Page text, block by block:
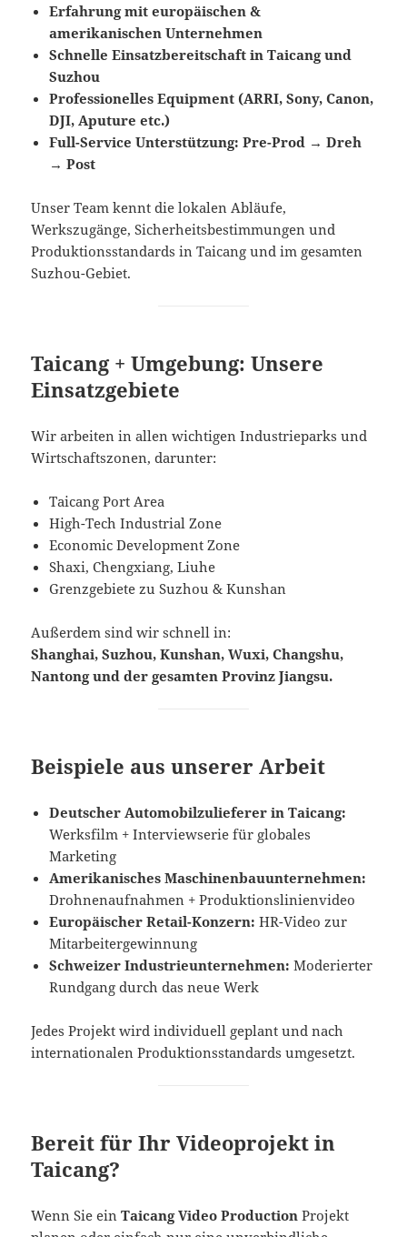
Erfahrung mit europäischen &
amerikanischen Unternehmen
Schnelle Einsatzbereitschaft in Taicang und
Suzhou
Professionelles Equipment (ARRI, Sony, Canon,
DJI, Aputure etc.)
Full-Service Unterstützung: Pre-Prod → Dreh
→ Post
Unser Team kennt die lokalen Abläufe,
Werkszugänge, Sicherheitsbestimmungen und
Produktionsstandards in Taicang und im gesamten
Suzhou-Gebiet.
Taicang + Umgebung: Unsere
Einsatzgebiete
Wir arbeiten in allen wichtigen Industrieparks und
Wirtschaftszonen, darunter:
Taicang Port Area
High-Tech Industrial Zone
Economic Development Zone
Shaxi, Chengxiang, Liuhe
Grenzgebiete zu Suzhou & Kunshan
Außerdem sind wir schnell in:
Shanghai, Suzhou, Kunshan, Wuxi, Changshu,
Nantong und der gesamten Provinz Jiangsu.
Beispiele aus unserer Arbeit
Deutscher Automobilzulieferer in Taicang:
Werksfilm + Interviewserie für globales
Marketing
Amerikanisches Maschinenbauunternehmen:
Drohnenaufnahmen + Produktionslinienvideo
Europäischer Retail-Konzern: HR-Video zur
Mitarbeitergewinnung
Schweizer Industrieunternehmen: Moderierter
Rundgang durch das neue Werk
Jedes Projekt wird individuell geplant und nach
internationalen Produktionsstandards umgesetzt.
Bereit für Ihr Videoprojekt in
Taicang?
Wenn Sie einTaicang Video Production Projekt